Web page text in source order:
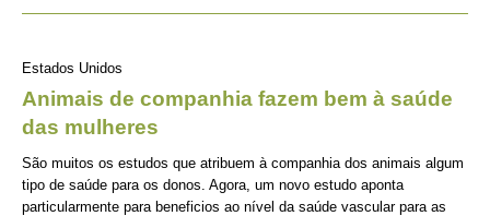
Estados Unidos
Animais de companhia fazem bem à saúde
das mulheres
São muitos os estudos que atribuem à companhia dos animais algum
tipo de saúde para os donos. Agora, um novo estudo aponta
particularmente para beneficios ao nível da saúde vascular para as